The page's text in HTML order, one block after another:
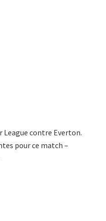
League contre Everton.
pour ce match –